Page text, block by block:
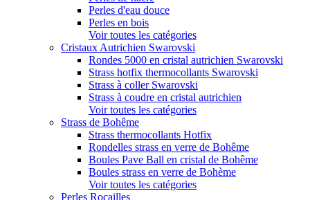
Perles d'eau douce
Perles en bois
Voir toutes les catégories
Cristaux Autrichien Swarovski
Rondes 5000 en cristal autrichien Swarovski
Strass hotfix thermocollants Swarovski
Strass à coller Swarovski
Strass à coudre en cristal autrichien
Voir toutes les catégories
Strass de Bohême
Strass thermocollants Hotfix
Rondelles strass en verre de Bohême
Boules Pave Ball en cristal de Bohême
Boules strass en verre de Bohème
Voir toutes les catégories
Perles Rocailles